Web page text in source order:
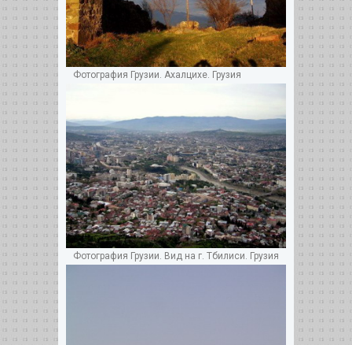
Фотография Грузии. Ахалцихе. Грузия
Фотография Грузии. Вид на г. Тбилиси. Грузия